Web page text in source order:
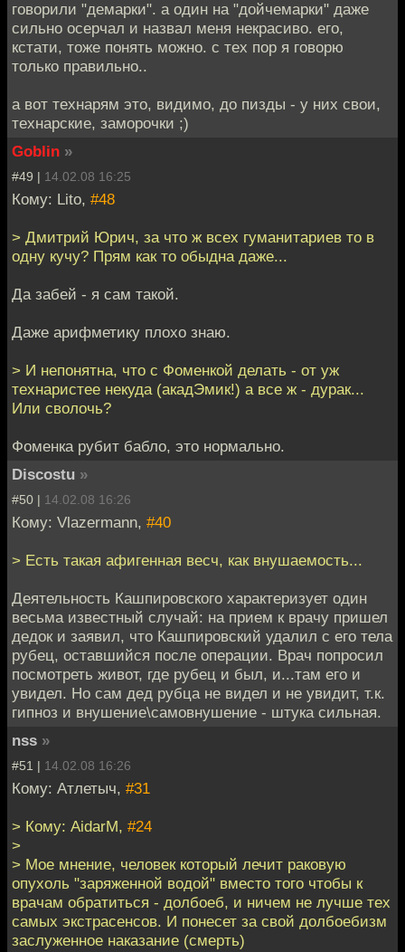
говорили "демарки". а один на "дойчемарки" даже
сильно осерчал и назвал меня некрасиво. его,
кстати, тоже понять можно. с тех пор я говорю
только правильно..
а вот технарям это, видимо, до пизды - у них свои,
технарские, заморочки ;)
Goblin »
#49 | 14.02.08 16:25
Кому: Lito, #48
> Дмитрий Юрич, за что ж всех гуманитариев то в
одну кучу? Прям как то обыдна даже...
Да забей - я сам такой.
Даже арифметику плохо знаю.
> И непонятна, что с Фоменкой делать - от уж
технаристее некуда (акадЭмик!) а все ж - дурак...
Или сволочь?
Фоменка рубит бабло, это нормально.
Discostu »
#50 | 14.02.08 16:26
Кому: Vlazermann, #40
> Есть такая афигенная весч, как внушаемость...
Деятельность Кашпировского характеризует один
весьма известный случай: на прием к врачу пришел
дедок и заявил, что Кашпировский удалил с его тела
рубец, оставшийся после операции. Врач попросил
посмотреть живот, где рубец и был, и...там его и
увидел. Но сам дед рубца не видел и не увидит, т.к.
гипноз и внушение\самовнушение - штука сильная.
nss »
#51 | 14.02.08 16:26
Кому: Атлетыч, #31
> Кому: AidarM, #24
>
> Мое мнение, человек который лечит раковую
опухоль "заряженной водой" вместо того чтобы к
врачам обратиться - долбоеб, и ничем не лучше тех
самых экстрасенсов. И понесет за свой долбоебизм
заслуженное наказание (смерть)